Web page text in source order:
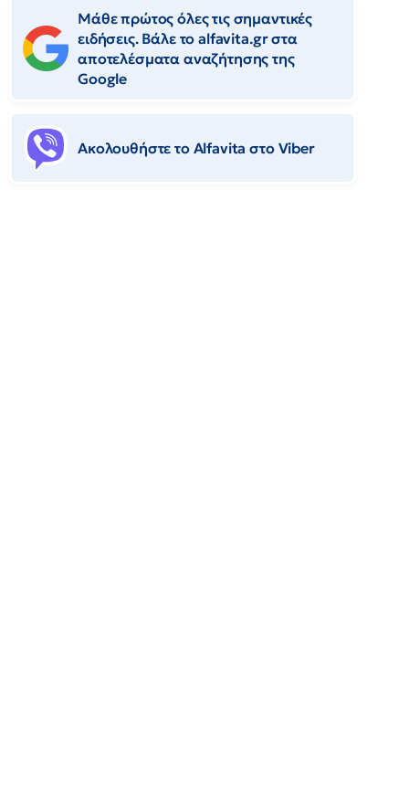
Μάθε πρώτος όλες τις σημαντικές
ειδήσεις. Βάλε το alfavita.gr στα
αποτελέσματα αναζήτησης της
Google
Ακολουθήστε το Αlfavita στο Viber